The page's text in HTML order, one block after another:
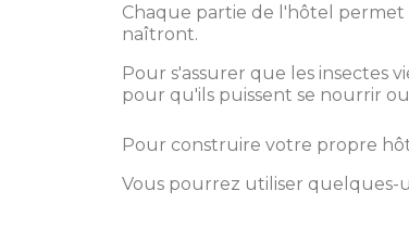
Chaque partie de l'hôtel permet
naîtront.
Pour s'assurer que les insectes
pour qu'ils puissent se nourrir
Pour construire votre propre
Vous pourrez utiliser quelques-